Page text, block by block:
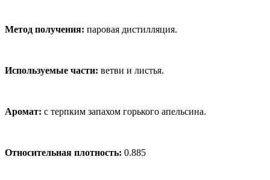
Метод получения: паровая дистилляция.
Используемые части: ветви и листья.
Аромат: с терпким запахом горького апельсина.
Относительная плотность: 0.885